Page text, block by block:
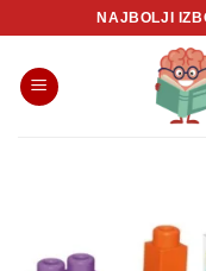
content
NAJBOLJI